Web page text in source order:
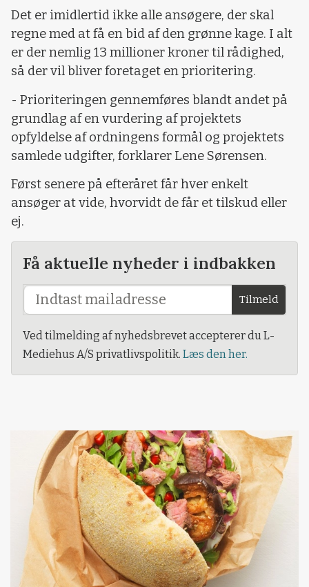
Det er imidlertid ikke alle ansøgere, der skal
regne med at få en bid af den grønne kage. I alt
er der nemlig 13 millioner kroner til rådighed,
så der vil bliver foretaget en prioritering.
- Prioriteringen gennemføres blandt andet på
grundlag af en vurdering af projektets
opfyldelse af ordningens formål og projektets
samlede udgifter, forklarer Lene Sørensen.
Først senere på efteråret får hver enkelt
ansøger at vide, hvorvidt de får et tilskud eller
ej.
Få aktuelle nyheder i indbakken
Tilmeld
Ved tilmelding af nyhedsbrevet accepterer du L-
Mediehus A/S privatlivspolitik. Læs den her.